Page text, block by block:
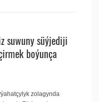
suwuny süýjediji
boýunça
zolagynda